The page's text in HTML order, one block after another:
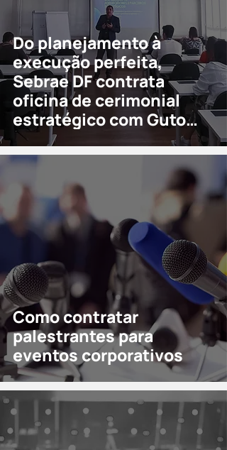
Do planejamento à
execução perfeita,
Sebrae DF contrata
oficina de cerimonial
estratégico com Guto
Dobes
Como contratar
palestrantes para
eventos corporativos